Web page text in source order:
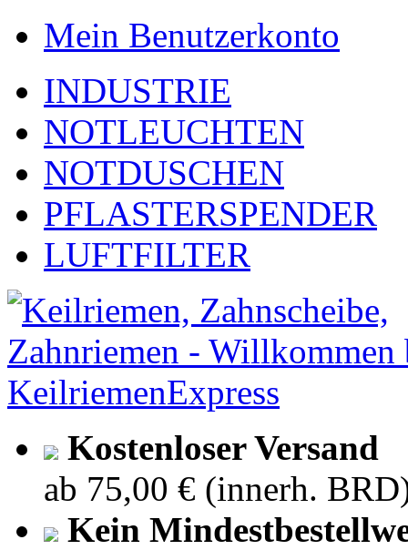
Mein Benutzerkonto
INDUSTRIE
NOTLEUCHTEN
NOTDUSCHEN
PFLASTERSPENDER
LUFTFILTER
Kostenloser Versand
ab 75,00 € (innerh.
Kein